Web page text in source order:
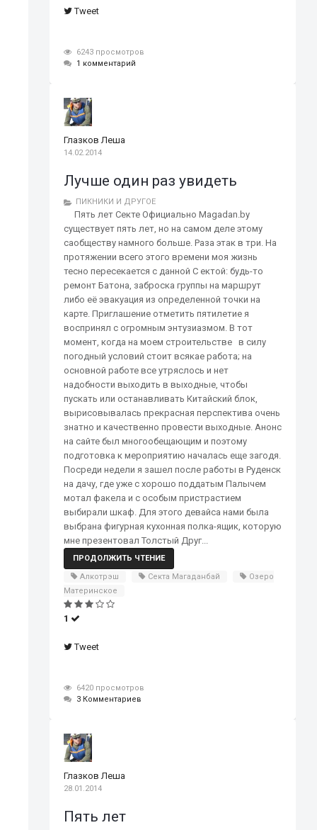
Tweet
6243 просмотров
1 комментарий
Глазков Леша
14.02.2014
Лучше один раз увидеть
ПИКНИКИ И ДРУГОЕ
Пять лет Секте Официально Magadan.by
существует пять лет, но на самом деле этому
саобществу намного больше. Раза этак в три. На
протяжении всего этого времени моя жизнь
тесно пересекается с данной C ектой: будь-то
ремонт Батона, заброска группы на маршрут
либо её эвакуация из определенной точки на
карте. Приглашение отметить пятилетие я
воспринял с огромным энтузиазмом. В тот
момент, когда на моем строительстве в силу
погодный условий стоит всякае работа; на
основной работе все утряслось и нет
надобности выходить в выходные, чтобы
пускать или останавливать Китайский блок,
вырисовывалась прекрасная перспектива очень
знатно и качественно провести выходные. Анонс
на сайте был многообещающим и поэтому
подготовка к мероприятию началась еще загодя.
Посреди недели я зашел после работы в Руденск
на дачу, где уже с хорошо поддатым Палычем
мотал факела и с особым пристрастием
выбирали шкаф. Для этого девайса нами была
выбрана фигурная кухонная полка-ящик, которую
мне презентовал Толстый Друг...
ПРОДОЛЖИТЬ ЧТЕНИЕ
Алкотрэш
Секта Магаданбай
Озеро
Материнское
1
Tweet
6420 просмотров
3 Комментариев
Глазков Леша
28.01.2014
Пять лет